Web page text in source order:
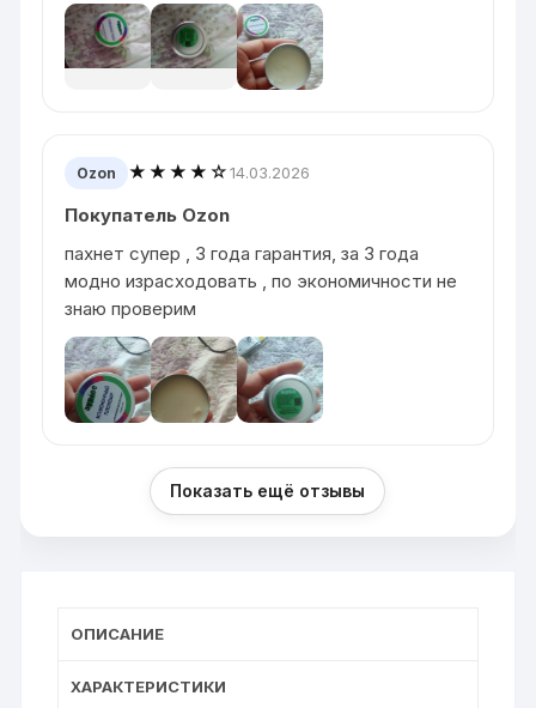
Ozon ★★★★☆14.03.2026
Покупатель Ozon
пахнет супер , 3 года гарантия, за 3 года
модно израсходовать , по экономичности не
знаю проверим
Показать ещё отзывы
ОПИСАНИЕ
ХАРАКТЕРИСТИКИ